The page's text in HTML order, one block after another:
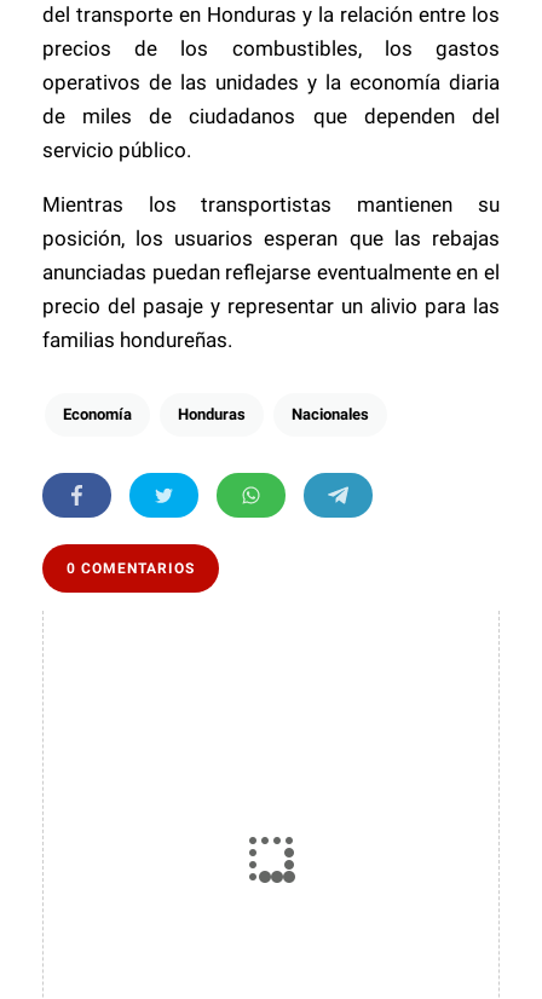
del transporte en Honduras y la relación entre los
precios de los combustibles, los gastos
operativos de las unidades y la economía diaria
de miles de ciudadanos que dependen del
servicio público.
Mientras los transportistas mantienen su
posición, los usuarios esperan que las rebajas
anunciadas puedan reflejarse eventualmente en el
precio del pasaje y representar un alivio para las
familias hondureñas.
Economía Honduras Nacionales
0 COMENTARIOS